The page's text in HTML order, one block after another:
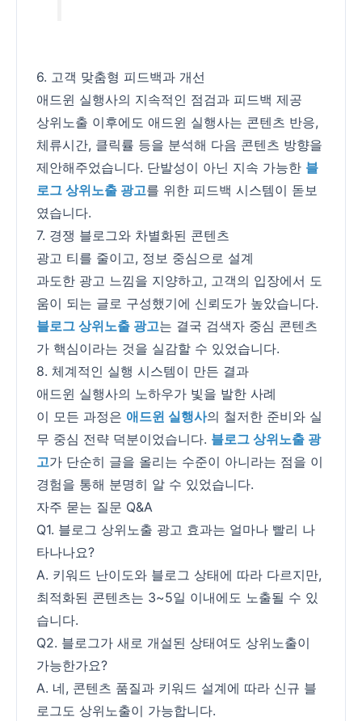
6. 고객 맞춤형 피드백과 개선
애드윈 실행사의 지속적인 점검과 피드백 제공
상위노출 이후에도 애드윈 실행사는 콘텐츠 반응,
체류시간, 클릭률 등을 분석해 다음 콘텐츠 방향을
제안해주었습니다. 단발성이 아닌 지속 가능한 블
로그 상위노출 광고를 위한 피드백 시스템이 돋보
였습니다.
7. 경쟁 블로그와 차별화된 콘텐츠
광고 티를 줄이고, 정보 중심으로 설계
과도한 광고 느낌을 지양하고, 고객의 입장에서 도
움이 되는 글로 구성했기에 신뢰도가 높았습니다.
블로그 상위노출 광고는 결국 검색자 중심 콘텐츠
가 핵심이라는 것을 실감할 수 있었습니다.
8. 체계적인 실행 시스템이 만든 결과
애드윈 실행사의 노하우가 빛을 발한 사례
이 모든 과정은 애드윈 실행사의 철저한 준비와 실
무 중심 전략 덕분이었습니다. 블로그 상위노출 광
고가 단순히 글을 올리는 수준이 아니라는 점을 이
경험을 통해 분명히 알 수 있었습니다.
자주 묻는 질문 Q&A
Q1. 블로그 상위노출 광고 효과는 얼마나 빨리 나
타나나요?
A. 키워드 난이도와 블로그 상태에 따라 다르지만,
최적화된 콘텐츠는 3~5일 이내에도 노출될 수 있
습니다.
Q2. 블로그가 새로 개설된 상태여도 상위노출이
가능한가요?
A. 네, 콘텐츠 품질과 키워드 설계에 따라 신규 블
로그도 상위노출이 가능합니다.